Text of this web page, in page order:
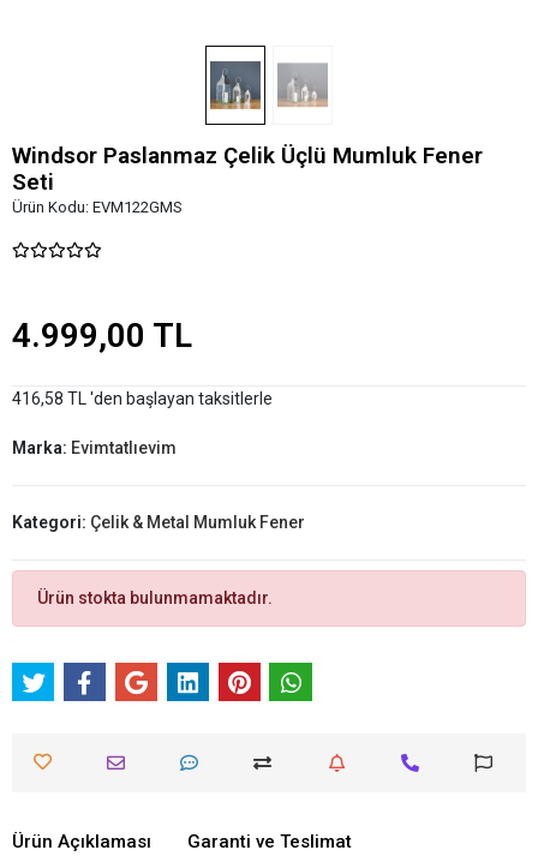
Windsor Paslanmaz Çelik Üçlü Mumluk Fener
Seti
Ürün Kodu: EVM122GMS
4.999,00 TL
416,58 TL 'den başlayan taksitlerle
Marka: Evimtatlıevim
Kategori: Çelik & Metal Mumluk Fener
Ürün stokta bulunmamaktadır.
Ürün Açıklaması Garanti ve Teslimat